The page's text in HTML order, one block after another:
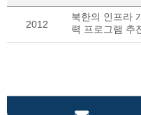
2012
북한의 인프라
력 프로그램 추